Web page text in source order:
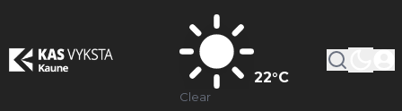
22°C
Clear